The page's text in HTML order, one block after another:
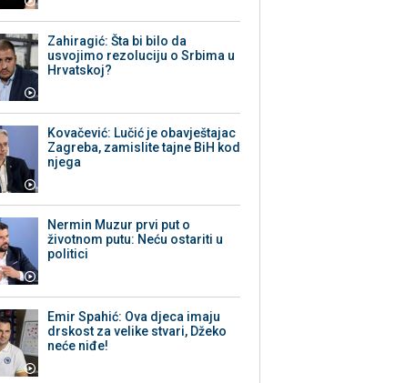
Zahiragić: Šta bi bilo da
usvojimo rezoluciju o Srbima u
Hrvatskoj?
Kovačević: Lučić je obavještajac
Zagreba, zamislite tajne BiH kod
njega
Nermin Muzur prvi put o
životnom putu: Neću ostariti u
politici
Emir Spahić: Ova djeca imaju
drskost za velike stvari, Džeko
neće niđe!